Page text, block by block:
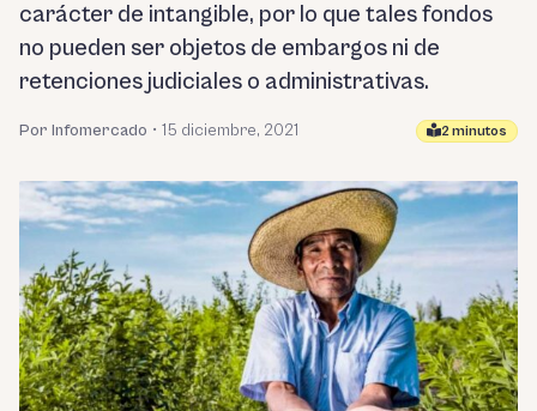
carácter de intangible, por lo que tales fondos
no pueden ser objetos de embargos ni de
retenciones judiciales o administrativas.
Por Infomercado • 15 diciembre, 2021 2 minutos